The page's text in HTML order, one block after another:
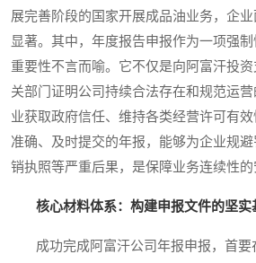
展完善阶段的国家开展成品油业务，企
显著。其中，年度报告申报作为一项强
重要性不言而喻。它不仅是向阿富汗投
关部门证明公司持续合法存在和规范运
业获取政府信任、维持各类经营许可有效
准确、及时提交的年报，能够为企业规
销执照等严重后果，是保障业务连续性的
核心材料体系：构建申报文件的坚实
成功完成阿富汗公司年报申报，首要